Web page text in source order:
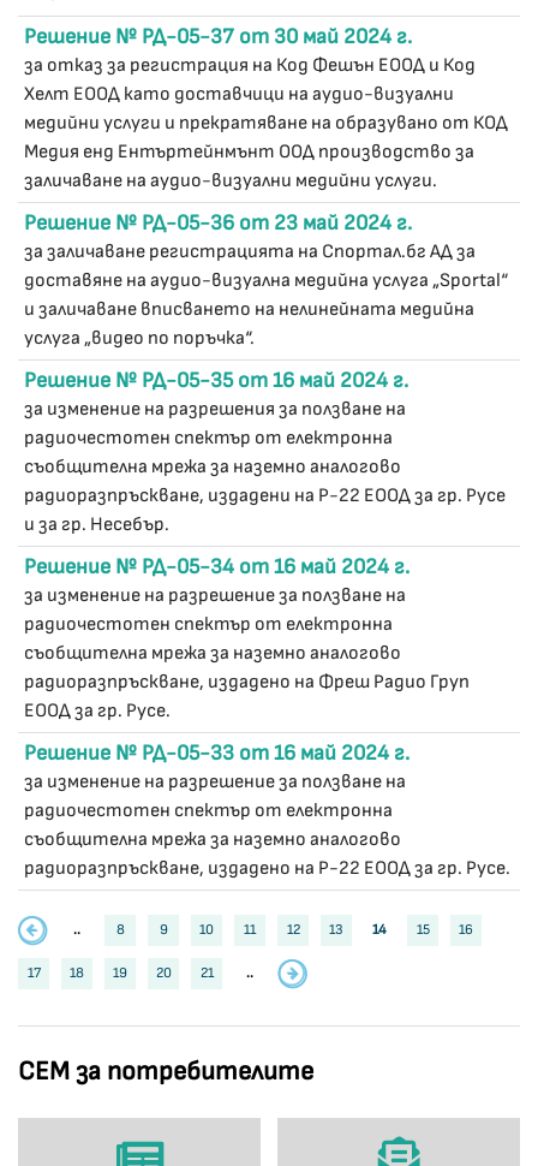
СЕМ за потребителите
Решение № РД-05-37 от 30 май 2024 г.
за отказ за регистрация на Код Фешън ЕООД и Код
Хелт ЕООД като доставчици на аудио-визуални
медийни услуги и прекратяване на образувано от КОД
Медия енд Ентъртейнмънт ООД производство за
заличаване на аудио-визуални медийни услуги.
Решение № РД-05-36 от 23 май 2024 г.
за заличаване регистрацията на Спортал.бг АД за
доставяне на аудио-визуална медийна услуга „Sportal“
и заличаване вписването на нелинейната медийна
услуга „видео по поръчка“.
Решение № РД-05-35 от 16 май 2024 г.
за изменение на разрешения за ползване на
радиочестотен спектър от електронна
съобщителна мрежа за наземно аналогово
радиоразпръскване, издадени на Р-22 ЕООД за гр. Русе
и за гр. Несебър.
Решение № РД-05-34 от 16 май 2024 г.
за изменение на разрешение за ползване на
радиочестотен спектър от електронна
съобщителна мрежа за наземно аналогово
радиоразпръскване, издадено на Фреш Радио Груп
ЕООД за гр. Русе.
Решение № РД-05-33 от 16 май 2024 г.
за изменение на разрешение за ползване на
радиочестотен спектър от електронна
съобщителна мрежа за наземно аналогово
радиоразпръскване, издадено на Р-22 ЕООД за гр. Русе.
.. 8 9 10 11 12 13 14 15 16
17 18 19 20 21 ..